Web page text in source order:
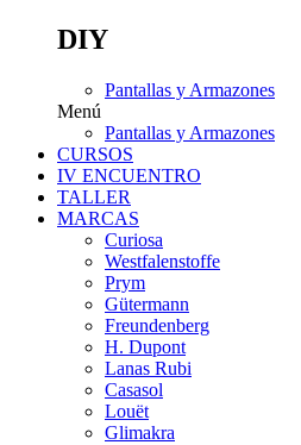
DIY
Pantallas y Armazones
Menú
Pantallas y Armazones
CURSOS
IV ENCUENTRO
TALLER
MARCAS
Curiosa
Westfalenstoffe
Prym
Gütermann
Freundenberg
H. Dupont
Lanas Rubi
Casasol
Louët
Glimakra